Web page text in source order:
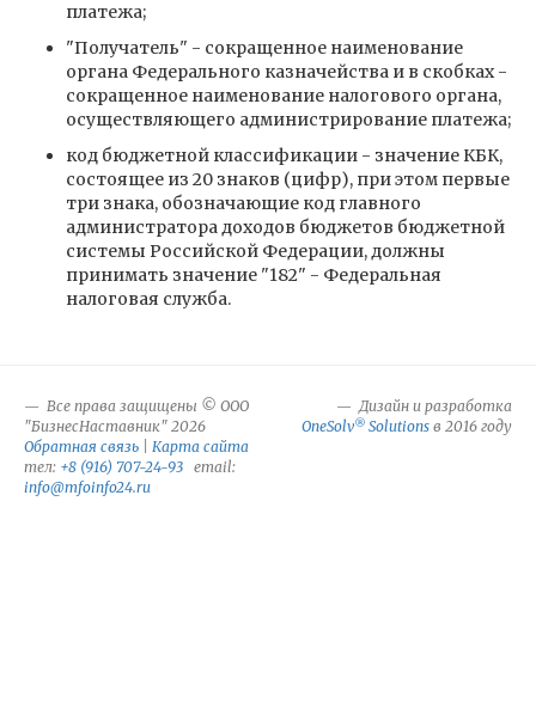
платежа;
"Получатель" - сокращенное наименование
органа Федерального казначейства и в скобках -
сокращенное наименование налогового органа,
осуществляющего администрирование платежа;
код бюджетной классификации - значение КБК,
состоящее из 20 знаков (цифр), при этом первые
три знака, обозначающие код главного
администратора доходов бюджетов бюджетной
системы Российской Федерации, должны
принимать значение "182" - Федеральная
налоговая служба.
Все права защищены © ООО
"БизнесНаставник" 2026
Обратная связь
Карта сайта
тел: +8 (916) 707-24-93 email:
info@mfoinfo24.ru
Дизайн и разработка
OneSolv® Solutions в 2016 году